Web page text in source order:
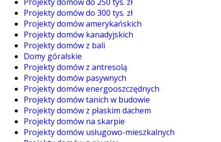
Projekty domów do 300 tys. zł
Projekty domów amerykańskich
Projekty domów kanadyjskich
Projekty domów z bali
Domy góralskie
Projekty domów z antresolą
Projekty domów pasywnych
Projekty domów energooszczędnych
Projekty domów tanich w budowie
Projekty domów z płaskim dachem
Projekty domów na skarpie
Projekty domów usługowo-mieszkalnych